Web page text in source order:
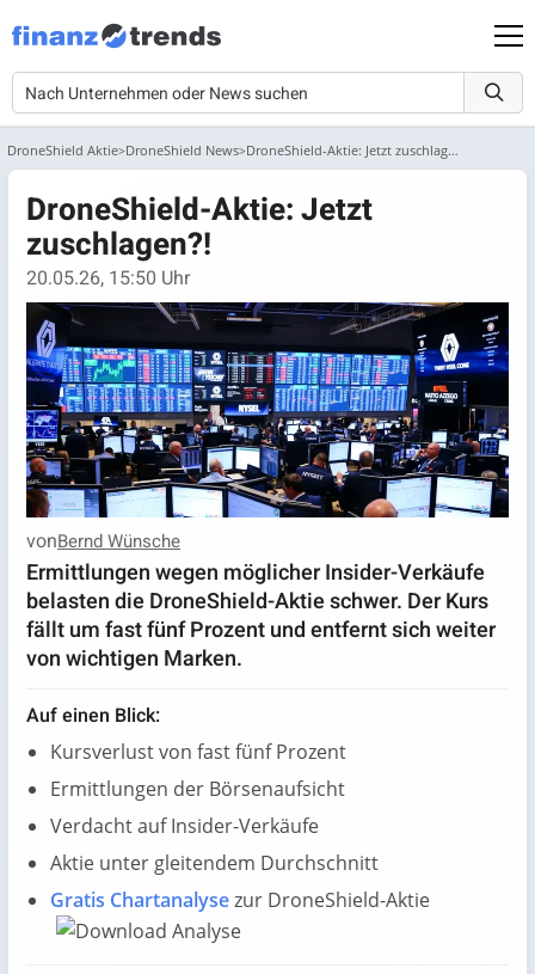
DroneShield Aktie DroneShield News DroneShield-Aktie: Jetzt zuschlagen?!
DroneShield-Aktie: Jetzt
zuschlagen?!
20.05.26, 15:50 Uhr
vonBernd Wünsche
Ermittlungen wegen möglicher Insider-Verkäufe
belasten die DroneShield-Aktie schwer. Der Kurs
fällt um fast fünf Prozent und entfernt sich weiter
von wichtigen Marken.
Auf einen Blick:
Kursverlust von fast fünf Prozent
Ermittlungen der Börsenaufsicht
Verdacht auf Insider-Verkäufe
Aktie unter gleitendem Durchschnitt
Gratis Chartanalysezur DroneShield-Aktie